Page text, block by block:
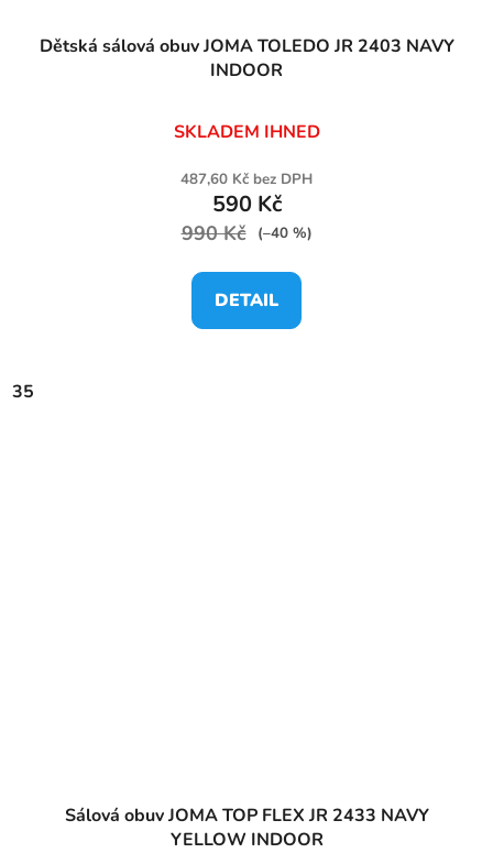
Dětská sálová obuv JOMA TOLEDO JR 2403 NAVY
INDOOR
SKLADEM IHNED
487,60 Kč bez DPH
590 Kč
990 Kč (–40 %)
DETAIL
35
Sálová obuv JOMA TOP FLEX JR 2433 NAVY
YELLOW INDOOR